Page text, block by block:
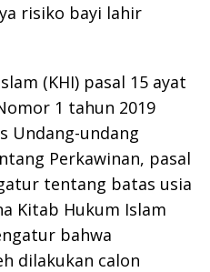
risiko bayi lahir
(KHI) pasal 15 ayat
1 tahun 2019
Undang-undang
Perkawinan, pasal
tentang batas usia
Kitab Hukum Islam
bahwa
dilakukan calon